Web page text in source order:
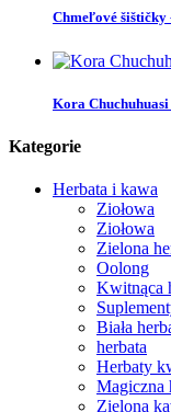
Chmeľové šištičky
Kora
Kategorie
Herbata i kawa
Ziołowa
Ziołowa
Zielona
Oolong
Kwitnąca
Biała
herbata
Herbaty
Magiczna
Zielona